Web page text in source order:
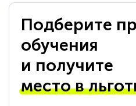
Подберите
обучения
и получите
место в